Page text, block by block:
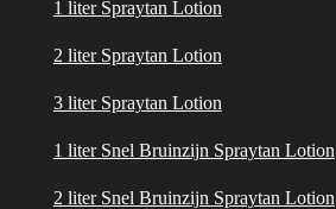
1 liter Spraytan Lotion
2 liter Spraytan Lotion
3 liter Spraytan Lotion
1 liter Snel Bruinzijn Spraytan Lotion
2 liter Snel Bruinzijn Spraytan Lotion